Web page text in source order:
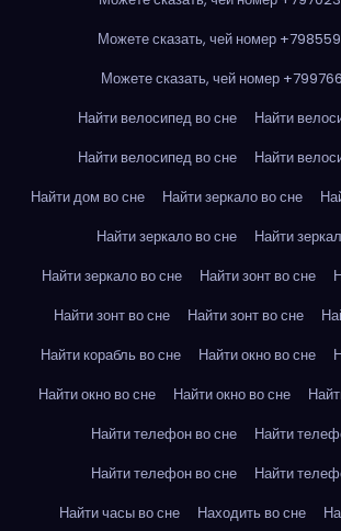
Можете сказать, чей номер
Можете сказать, чей номер
Найти велосипед во сне
Найти
Найти велосипед во сне
Найти
Найти дом во сне
Найти зеркало во сне
Найти зеркало во сне
Найти
Найти зеркало во сне
Найти зонт во сне
Найти зонт во сне
Найти зонт во сне
Найти корабль во сне
Найти окно во сне
Найти окно во сне
Найти окно во сне
Найти телефон во сне
Найти
Найти телефон во сне
Найти
Найти часы во сне
Находить во сне